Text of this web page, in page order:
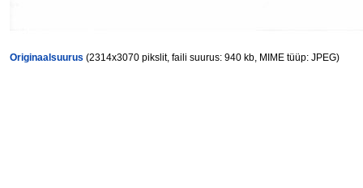
Originaalsuurus (2314x3070 pikslit, faili suurus: 940 kb, MIME tüüp: JPEG)